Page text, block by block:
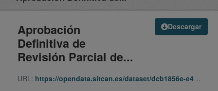
Descargar
Aprobación
Definitiva de
Revisión Parcial de...
URL: https://opendata.sitcan.es/dataset/dcb1856e-e4fd-4b62-af1a-95039ef67c79/resource/64f452f4-50cc-4ccb-8c48-d9b2bc3006a9/download/060720_rppgo_majuelos_tpdep-sipu.zip